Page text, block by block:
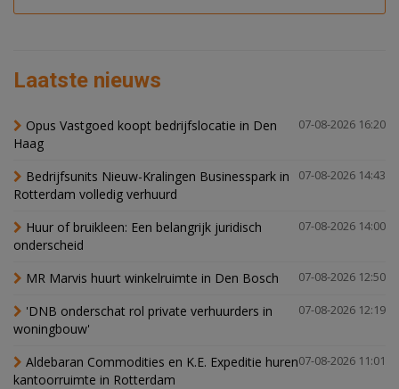
Laatste nieuws
07-08-2026 16:20
Opus Vastgoed koopt bedrijfslocatie in Den
Haag
07-08-2026 14:43
Bedrijfsunits Nieuw-Kralingen Businesspark in
Rotterdam volledig verhuurd
07-08-2026 14:00
Huur of bruikleen: Een belangrijk juridisch
onderscheid
07-08-2026 12:50
MR Marvis huurt winkelruimte in Den Bosch
07-08-2026 12:19
'DNB onderschat rol private verhuurders in
woningbouw'
07-08-2026 11:01
Aldebaran Commodities en K.E. Expeditie huren
kantoorruimte in Rotterdam